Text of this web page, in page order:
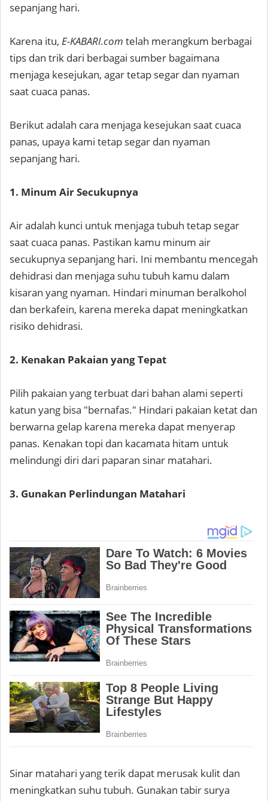
sepanjang hari.
Karena itu, E-KABARI.com telah merangkum berbagai
tips dan trik dari berbagai sumber bagaimana
menjaga kesejukan, agar tetap segar dan nyaman
saat cuaca panas.
Berikut adalah cara menjaga kesejukan saat cuaca
panas, upaya kami tetap segar dan nyaman
sepanjang hari.
1. Minum Air Secukupnya
Air adalah kunci untuk menjaga tubuh tetap segar
saat cuaca panas. Pastikan kamu minum air
secukupnya sepanjang hari. Ini membantu mencegah
dehidrasi dan menjaga suhu tubuh kamu dalam
kisaran yang nyaman. Hindari minuman beralkohol
dan berkafein, karena mereka dapat meningkatkan
risiko dehidrasi.
2. Kenakan Pakaian yang Tepat
Pilih pakaian yang terbuat dari bahan alami seperti
katun yang bisa "bernafas." Hindari pakaian ketat dan
berwarna gelap karena mereka dapat menyerap
panas. Kenakan topi dan kacamata hitam untuk
melindungi diri dari paparan sinar matahari.
3. Gunakan Perlindungan Matahari
Sinar matahari yang terik dapat merusak kulit dan
meningkatkan suhu tubuh. Gunakan tabir surya